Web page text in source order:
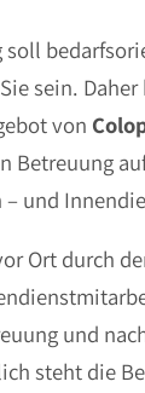
soll
sein. Daher
von
Betreuung
– und
Ort durch
und
steht die